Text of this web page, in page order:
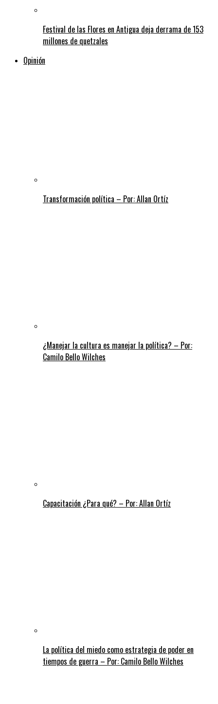
Festival de las Flores en Antigua deja derrama de 153
millones de quetzales
Opinión
Transformación política – Por: Allan Ortíz
¿Manejar la cultura es manejar la política? – Por:
Camilo Bello Wilches
Capacitación ¿Para qué? – Por: Allan Ortíz
La política del miedo como estrategia de poder en
tiempos de guerra – Por: Camilo Bello Wilches